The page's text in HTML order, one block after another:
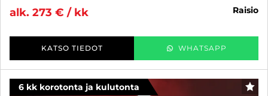
alk. 273 € / kk
raisio
KATSO TIEDOT WHATSAPP
6 kk korotonta ja kulutonta